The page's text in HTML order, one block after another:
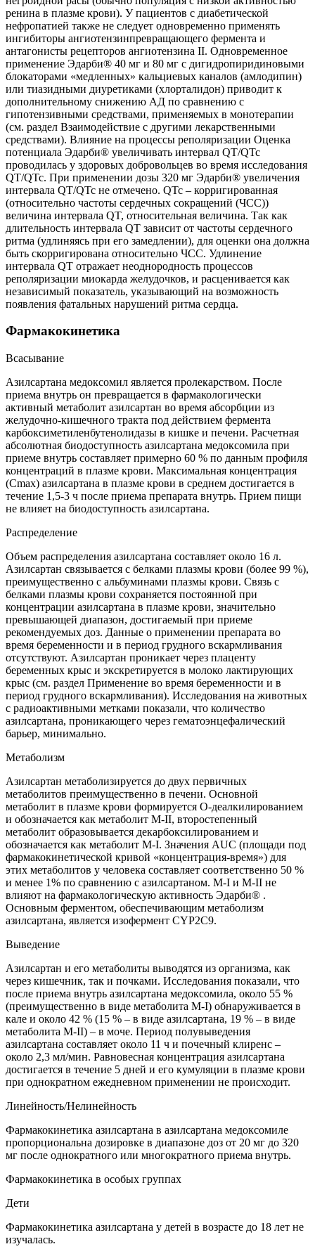
ренина в плазме крови). У пациентов с диабетической
нефропатией также не следует одновременно применять
ингибиторы ангиотензинпревращающего фермента и
антагонисты рецепторов ангиотензина II. Одновременное
применение Эдарби® 40 мг и 80 мг с дигидропиридиновыми
блокаторами «медленных» кальциевых каналов (амлодипин)
или тиазидными диуретиками (хлорталидон) приводит к
дополнительному снижению АД по сравнению с
гипотензивными средствами, применяемых в монотерапии
(см. раздел Взаимодействие с другими лекарственными
средствами). Влияние на процессы реполяризации Оценка
потенциала Эдарби® увеличивать интервал QT/QTc
проводилась у здоровых добровольцев во время исследования
QT/QTc. При применении дозы 320 мг Эдарби® увеличения
интервала QT/QTc не отмечено. QTc – корригированная
(относительно частоты сердечных сокращений (ЧСС))
величина интервала QT, относительная величина. Так как
длительность интервала QT зависит от частоты сердечного
ритма (удлиняясь при его замедлении), для оценки она должна
быть скорригирована относительно ЧСС. Удлинение
интервала QT отражает неоднородность процессов
реполяризации миокарда желудочков, и расценивается как
независимый показатель, указывающий на возможность
появления фатальных нарушений ритма сердца.
Фармакокинетика
Всасывание
Азилсартана медоксомил является пролекарством. После
приема внутрь он превращается в фармакологически
активный метаболит азилсартан во время абсорбции из
желудочно-кишечного тракта под действием фермента
карбоксиметиленбутенолидазы в кишке и печени. Расчетная
абсолютная биодоступность азилсартана медоксомила при
приеме внутрь составляет примерно 60 % по данным профиля
концентраций в плазме крови. Максимальная концентрация
(Cmax) азилсартана в плазме крови в среднем достигается в
течение 1,5-3 ч после приема препарата внутрь. Прием пищи
не влияет на биодоступность азилсартана.
Распределение
Объем распределения азилсартана составляет около 16 л.
Азилсартан связывается с белками плазмы крови (более 99 %),
преимущественно с альбуминами плазмы крови. Связь с
белками плазмы крови сохраняется постоянной при
концентрации азилсартана в плазме крови, значительно
превышающей диапазон, достигаемый при приеме
рекомендуемых доз. Данные о применении препарата во
время беременности и в период грудного вскармливания
отсутствуют. Азилсартан проникает через плаценту
беременных крыс и экскретируется в молоко лактирующих
крыс (см. раздел Применение во время беременности и в
период грудного вскармливания). Исследования на животных
с радиоактивными метками показали, что количество
азилсартана, проникающего через гематоэнцефалический
барьер, минимально.
Метаболизм
Азилсартан метаболизируется до двух первичных
метаболитов преимущественно в печени. Основной
метаболит в плазме крови формируется О-деалкилированием
и обозначается как метаболит М-II, второстепенный
метаболит образовывается декарбоксилированием и
обозначается как метаболит М-I. Значения AUC (площади под
фармакокинетической кривой «концентрация-время») для
этих метаболитов у человека составляет соответственно 50 %
и менее 1% по сравнению с азилсартаном. М-I и М-II не
влияют на фармакологическую активность Эдарби® .
Основным ферментом, обеспечивающим метаболизм
азилсартана, является изофермент CYP2C9.
Выведение
Азилсартан и его метаболиты выводятся из организма, как
через кишечник, так и почками. Исследования показали, что
после приема внутрь азилсартана медоксомила, около 55 %
(преимущественно в виде метаболита М-I) обнаруживается в
кале и около 42 % (15 % – в виде азилсартана, 19 % – в виде
метаболита М-II) – в моче. Период полувыведения
азилсартана составляет около 11 ч и почечный клиренс –
около 2,3 мл/мин. Равновесная концентрация азилсартана
достигается в течение 5 дней и его кумуляции в плазме крови
при однократном ежедневном применении не происходит.
Линейность/Нелинейность
Фармакокинетика азилсартана в азилсартана медоксомиле
пропорциональна дозировке в диапазоне доз от 20 мг до 320
мг после однократного или многократного приема внутрь.
Фармакокинетика в особых группах
Дети
Фармакокинетика азилсартана у детей в возрасте до 18 лет не
изучалась.